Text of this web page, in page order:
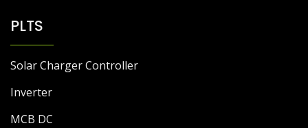
PLTS
Solar Charger Controller
Inverter
MCB DC